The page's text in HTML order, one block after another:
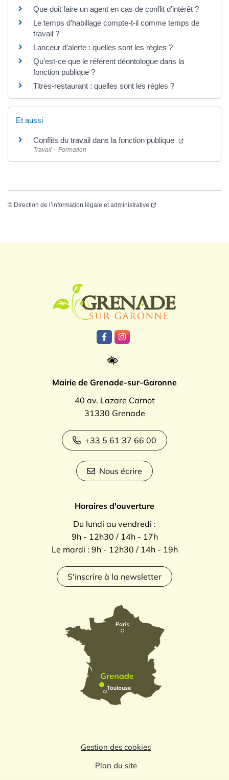
Que doit faire un agent en cas de conflit d’intérêt ?
Le temps d’habillage compte-t-il comme temps de
travail ?
Lanceur d’alerte : quelles sont les règles ?
Qu’est-ce que le référent déontologue dans la
fonction publique ?
Titres-restaurant : quelles sont les règles ?
Et aussi
Conflits du travail dans la fonction publique
Travail – Formation
© Direction de l’information légale et administrative
Lien vers le compte Facebook
Lien vers le compte
Mairie de Grenade-sur-Garonne
40 av. Lazare Carnot
31330 Grenade
+33 5 61 37 66 00
Nous écrire
Horaires d'ouverture
Du lundi au vendredi :
9h - 12h30 / 14h - 17h
Le mardi : 9h - 12h30 / 14h - 19h
S'inscrire à la newsletter
Gestion des cookies
Plan du site